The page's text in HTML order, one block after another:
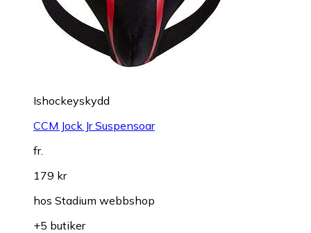
Ishockeyskydd
CCM Jock Jr Suspensoar
fr.
179 kr
hos Stadium webbshop
+5 butiker